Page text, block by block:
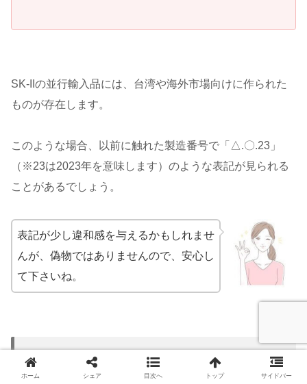
SK-IIの並行輸入品には、台湾や海外市場向けに作られた
ものが存在します。
このような場合、以前に触れた製造番号で「△.〇.23」
（※23は2023年を意味します）のような表記が見られる
ことがあるでしょう。
表記が少し違和感を与えるかもしれませ
んが、偽物ではありませんので、安心し
て下さいね。
SK-IIの正規品が買える店舗一覧｜実店
舗とネット通販を徹底紹介
ホーム シェア 目次へ トップ サイドバー